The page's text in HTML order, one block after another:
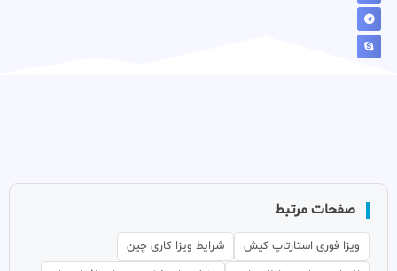
صفحات مرتبط
ویزا فوری استارتاپ کیش
شرایط ویزا کاری چین